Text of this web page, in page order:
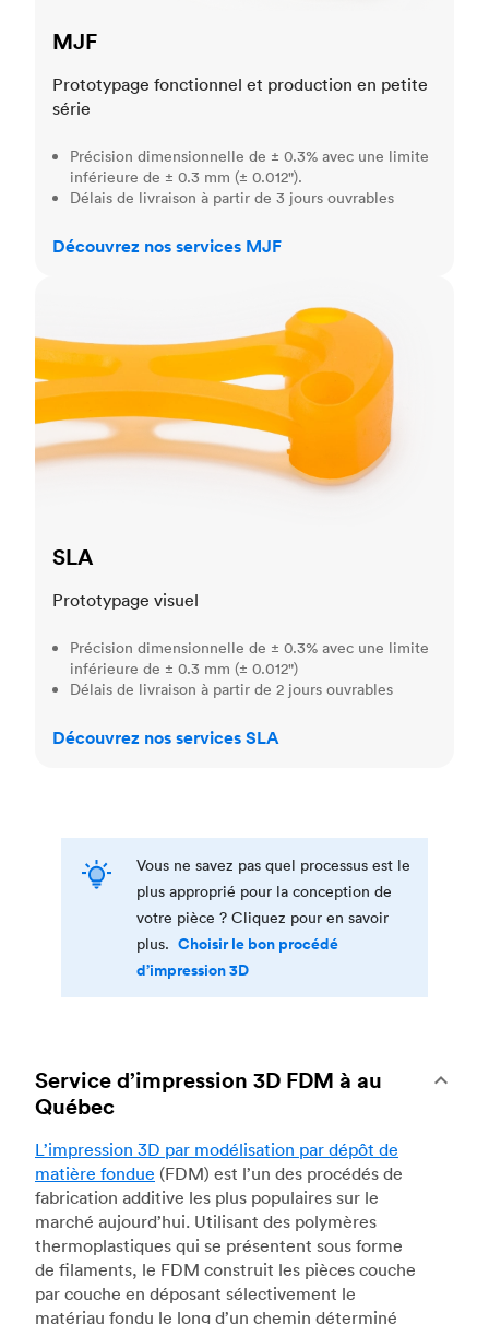
MJF
Prototypage fonctionnel et production en petite
série
Précision dimensionnelle de ± 0.3% avec une limite
inférieure de ± 0.3 mm (± 0.012").
Délais de livraison à partir de 3 jours ouvrables
Découvrez nos services MJF
SLA
Prototypage visuel
Précision dimensionnelle de ± 0.3% avec une limite
inférieure de ± 0.3 mm (± 0.012")
Délais de livraison à partir de 2 jours ouvrables
Découvrez nos services SLA
Vous ne savez pas quel processus est le
plus approprié pour la conception de
votre pièce ? Cliquez pour en savoir
plus. Choisir le bon procédé
d’impression 3D
Service d’impression 3D FDM à au
Québec
L’impression 3D par modélisation par dépôt de
matière fondue (FDM) est l’un des procédés de
fabrication additive les plus populaires sur le
marché aujourd’hui. Utilisant des polymères
thermoplastiques qui se présentent sous forme
de filaments, le FDM construit les pièces couche
par couche en déposant sélectivement le
matériau fondu le long d’un chemin déterminé